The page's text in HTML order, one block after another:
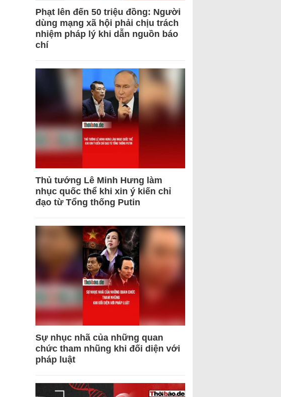
Phạt lên đến 50 triệu đồng: Người
dùng mạng xã hội phải chịu trách
nhiệm pháp lý khi dẫn nguồn báo
chí
Thủ tướng Lê Minh Hưng làm
nhục quốc thể khi xin ý kiến chỉ
đạo từ Tổng thống Putin
Sự nhục nhã của những quan
chức tham nhũng khi đối diện với
pháp luật